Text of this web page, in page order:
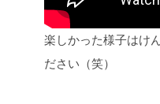
楽しかった様子はけ
ださい（笑）